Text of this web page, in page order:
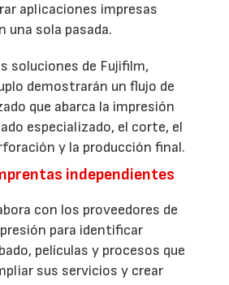
aplicaciones impresas
una sola pasada.
soluciones de Fujifilm,
demostrarán un flujo de
que abarca la impresión
especializado, el corte, el
y la producción final.
independientes
con los proveedores de
para identificar
películas y procesos que
sus servicios y crear